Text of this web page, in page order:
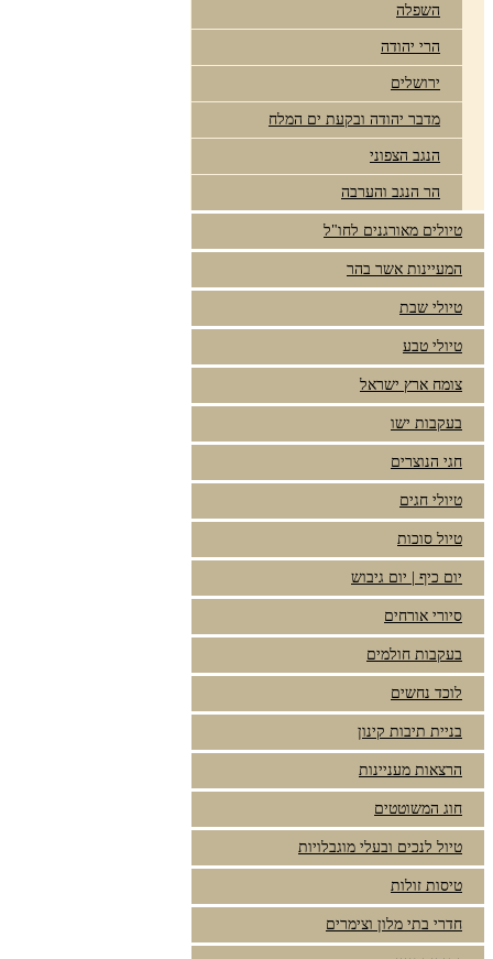
השפלה
הרי יהודה
ירושלים
מדבר יהודה ובקעת ים המלח
הנגב הצפוני
הר הנגב והערבה
טיולים מאורגנים לחו"ל
המעיינות אשר בהר
טיולי שבת
טיולי טבע
צומח ארץ ישראל
בעקבות ישו
חגי הנוצרים
טיולי חגים
טיול סוכות
יום כיף | יום גיבוש
סיורי אורחים
בעקבות חולמים
לוכד נחשים
בניית תיבות קינון
הרצאות מעניינות
חוג המשוטטים
טיול לנכים ובעלי מוגבלויות
טיסות זולות
חדרי בתי מלון וצימרים